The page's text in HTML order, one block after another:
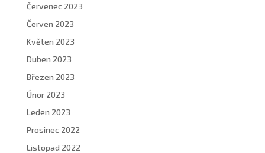
Červenec 2023
Červen 2023
Květen 2023
Duben 2023
Březen 2023
Únor 2023
Leden 2023
Prosinec 2022
Listopad 2022